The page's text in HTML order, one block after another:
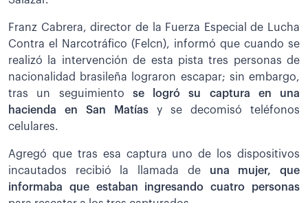
Franz Cabrera, director de la Fuerza Especial de Lucha
Contra el Narcotráfico (Felcn), informó que cuando se
realizó la intervención de esta pista tres personas de
nacionalidad brasileña lograron escapar; sin embargo,
tras un seguimiento se logró su captura en una
hacienda en San Matías y se decomisó teléfonos
celulares.
Agregó que tras esa captura uno de los dispositivos
incautados recibió la llamada deuna mujer, que
informaba que estaban ingresando cuatro personas